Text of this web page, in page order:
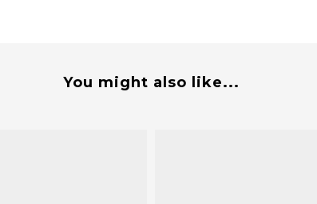
You might also like...